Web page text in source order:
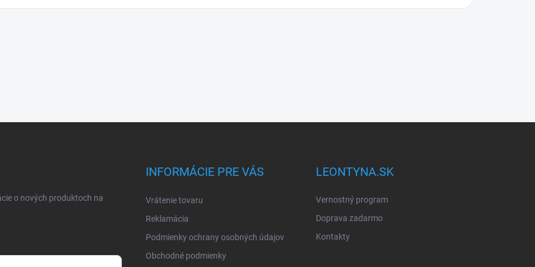
o nových produktoch na
INFORMÁCIE PRE VÁS
Vrátenie tovaru
Reklamácia
Podmienky ochrany osobných údajov
Obchodné podmienky
LEONTYNA.SK
Vernostný program
Doprava zadarmo
Kontakty